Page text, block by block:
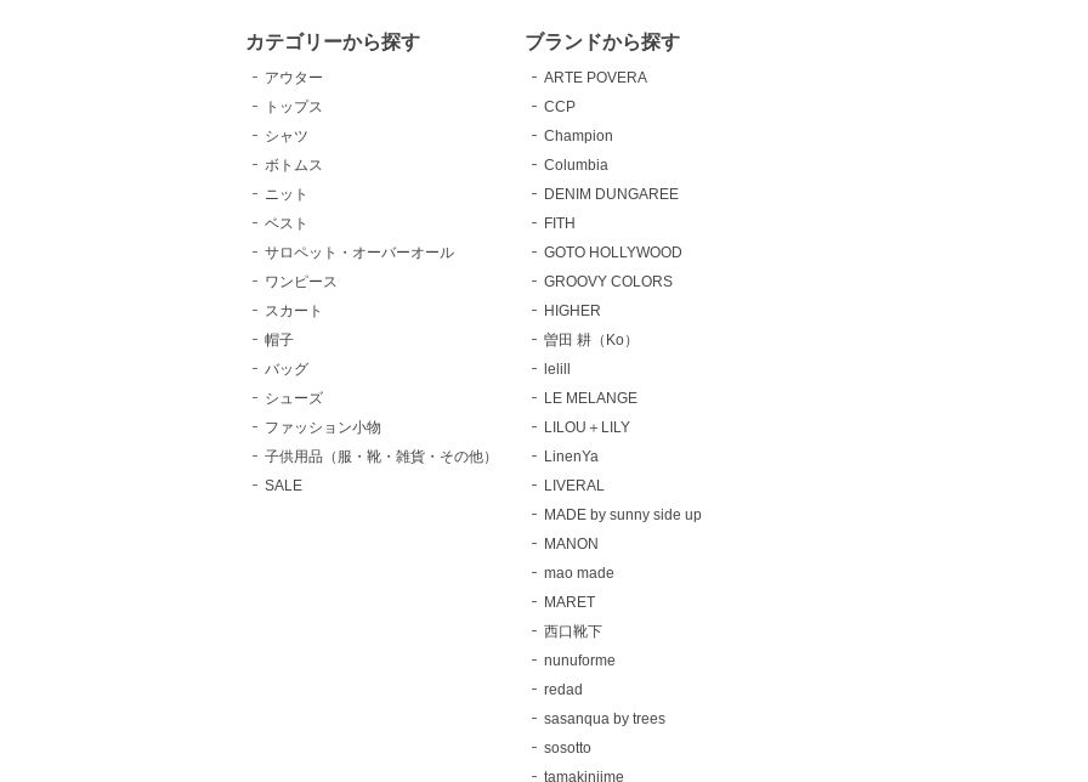
カテゴリーから探す
アウター
トップス
シャツ
ボトムス
ニット
ベスト
サロペット・オーバーオール
ワンピース
スカート
帽子
バッグ
シューズ
ファッション小物
子供用品（服・靴・雑貨・その他）
SALE
ブランドから探す
ARTE POVERA
CCP
Champion
Columbia
DENIM DUNGAREE
FITH
GOTO HOLLYWOOD
GROOVY COLORS
HIGHER
曽田 耕（Ko）
lelill
LE MELANGE
LILOU＋LILY
LinenYa
LIVERAL
MADE by sunny side up
MANON
mao made
MARET
西口靴下
nunuforme
redad
sasanqua by trees
sosotto
tamakiniime